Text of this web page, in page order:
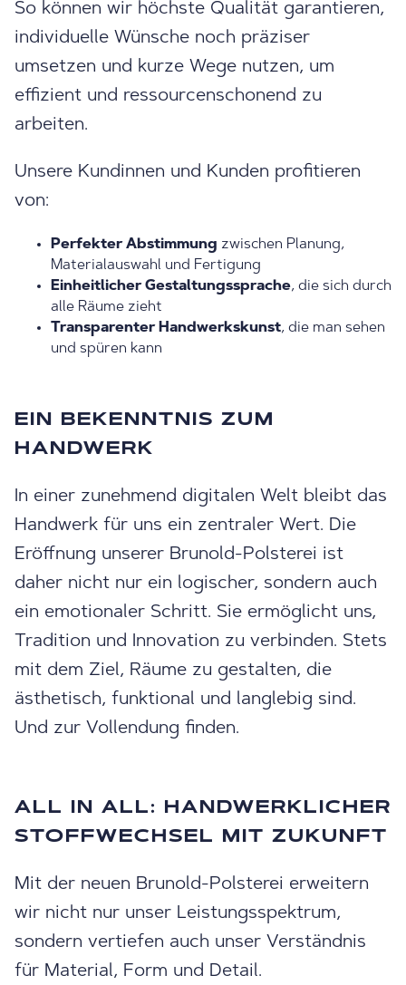
So können wir höchste Qualität garantieren,
individuelle Wünsche noch präziser
umsetzen und kurze Wege nutzen, um
effizient und ressourcenschonend zu
arbeiten.
Unsere Kundinnen und Kunden profitieren
von:
Perfekter Abstimmung zwischen Planung,
Materialauswahl und Fertigung
Einheitlicher Gestaltungssprache, die sich durch
alle Räume zieht
Transparenter Handwerkskunst, die man sehen
und spüren kann
EIN BEKENNTNIS ZUM
HANDWERK
In einer zunehmend digitalen Welt bleibt das
Handwerk für uns ein zentraler Wert. Die
Eröffnung unserer Brunold-Polsterei ist
daher nicht nur ein logischer, sondern auch
ein emotionaler Schritt. Sie ermöglicht uns,
Tradition und Innovation zu verbinden. Stets
mit dem Ziel, Räume zu gestalten, die
ästhetisch, funktional und langlebig sind.
Und zur Vollendung finden.
ALL IN ALL: HANDWERKLICHER
STOFFWECHSEL MIT ZUKUNFT
Mit der neuen Brunold-Polsterei erweitern
wir nicht nur unser Leistungsspektrum,
sondern vertiefen auch unser Verständnis
für Material, Form und Detail.